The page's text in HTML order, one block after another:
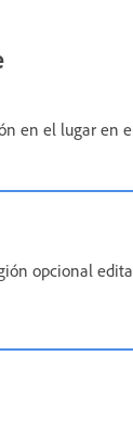
en el lugar en
opcional